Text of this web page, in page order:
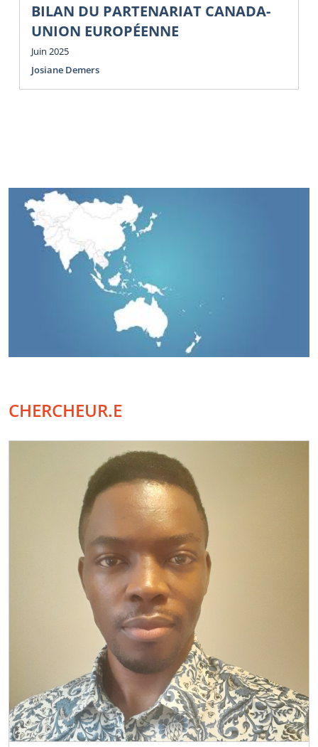
BILAN DU PARTENARIAT CANADA-
UNION EUROPÉENNE
Juin 2025
Josiane Demers
CHERCHEUR.E